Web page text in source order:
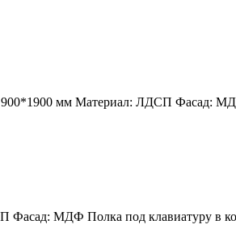
900*1900 мм Материал: ЛДСП Фасад:
МДФ Полка под клавиатуру в